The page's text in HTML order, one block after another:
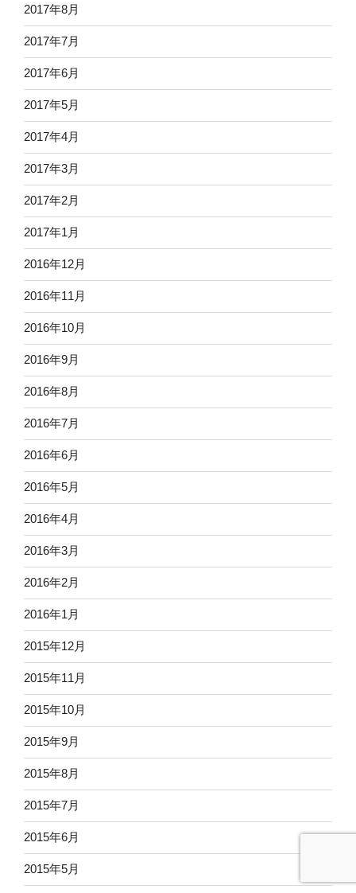
2017年8月
2017年7月
2017年6月
2017年5月
2017年4月
2017年3月
2017年2月
2017年1月
2016年12月
2016年11月
2016年10月
2016年9月
2016年8月
2016年7月
2016年6月
2016年5月
2016年4月
2016年3月
2016年2月
2016年1月
2015年12月
2015年11月
2015年10月
2015年9月
2015年8月
2015年7月
2015年6月
2015年5月